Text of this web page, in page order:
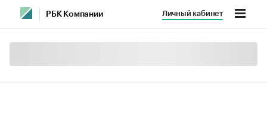
РБК Компании Личный кабинет